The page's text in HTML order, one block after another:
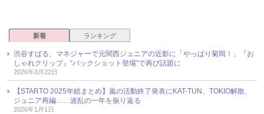
新着 ランキング
渋谷すばる、マネジャーで元関西ジュニアの近影に「やっぱり菊岡！」『お
しゃれクリップ』“バックショット登場”で再び話題に
2026年3月22日
【STARTO 2025年総まとめ】嵐の活動終了発表にKAT-TUN、TOKIO解散、
ジュニア再編……波乱の一年を振り返る
2026年1月1日